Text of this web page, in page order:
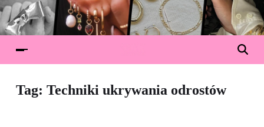
Tag: Techniki ukrywania odrostów